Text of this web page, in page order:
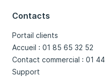
Contacts
Portail clients
Accueil : 01 85 65 32 52
Contact commercial : 01
Support